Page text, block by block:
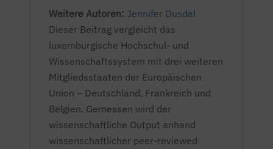
Weitere Autoren: Jennifer Dusdal
Dieser Beitrag vergleicht das
luxemburgische Hochschul- und
Wissenschaftssystem mit drei weiteren
Mitgliedsstaaten der Europäischen
Union – Deutschland, Frankreich und
Belgien. Gemessen wird der
wissenschaftliche Output anhand
wissenschaftlicher peer-reviewed